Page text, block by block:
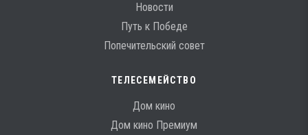
Новости
Путь к Победе
Попечительский совет
ТЕЛЕСЕМЕЙСТВО
Дом кино
Дом кино Премиум